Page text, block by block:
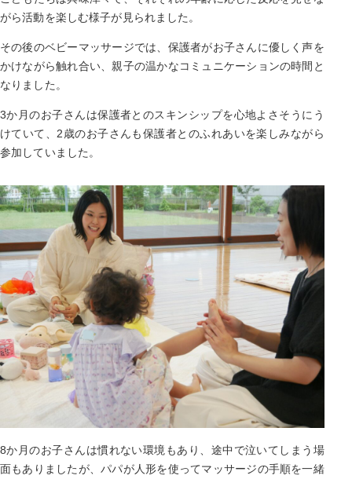
がら活動を楽しむ様子が見られました。
その後のベビーマッサージでは、保護者がお子さんに優しく声を
かけながら触れ合い、親子の温かなコミュニケーションの時間と
なりました。
3か月のお子さんは保護者とのスキンシップを心地よさそうにう
けていて、2歳のお子さんも保護者とのふれあいを楽しみながら
参加していました。
8か月のお子さんは慣れない環境もあり、途中で泣いてしまう場
面もありましたが、パパが人形を使ってマッサージの手順を一緒